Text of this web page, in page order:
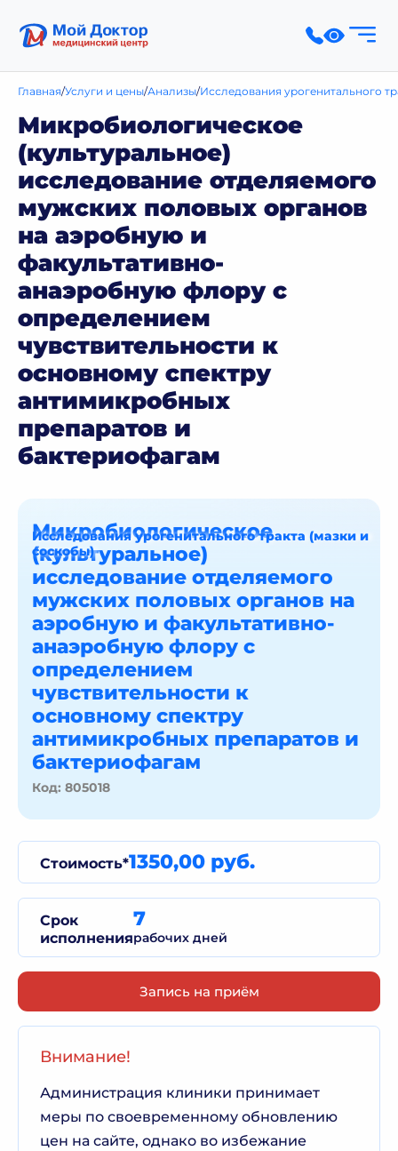
Главная Услуги и цены Анализы Исследования урогенитального
Микробиологическое
(культуральное)
исследование отделяемого
мужских половых органов
на аэробную и
факультативно-
анаэробную флору с
определением
чувствительности к
основному спектру
антимикробных
препаратов и
бактериофагам
Микробиологическое
(культуральное)
исследование отделяемого
мужских половых органов на
аэробную и факультативно-
анаэробную флору с
определением
чувствительности к
основному спектру
антимикробных препаратов и
бактериофагам
Код: 805018
Исследования урогенитального тракта (мазки и
соскобы)
Стоимость*1350,00 руб.
Срок
исполнения
7
рабочих дней
Запись на приём
Внимание!
Администрация клиники принимает
меры по своевременному обновлению
цен на сайте, однако во избежание